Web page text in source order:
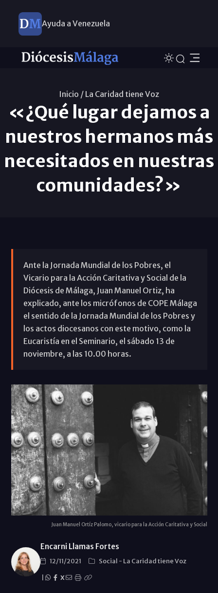
Ayuda a Venezuela
Inicio / La Caridad tiene Voz
«¿Qué lugar dejamos a
nuestros hermanos más
necesitados en nuestras
comunidades?»
Ante la Jornada Mundial de los Pobres, el
Vicario para la Acción Caritativa y Social de la
Diócesis de Málaga, Juan Manuel Ortiz, ha
explicado, ante los micrófonos de COPE Málaga
el sentido de la Jornada Mundial de los Pobres y
los actos diocesanos con este motivo, como la
Eucaristía en el Seminario, el sábado 13 de
noviembre, a las 10.00 horas.
Juan Manuel Ortíz Palomo, vicario para la Acción Caritativa y Social
Encarni Llamas Fortes
12/11/2021 Social - La Caridad tiene Voz
X